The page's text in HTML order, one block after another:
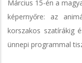
Március 15-én a
képernyőre: az
korszakos szatírákig
ünnepi programmal